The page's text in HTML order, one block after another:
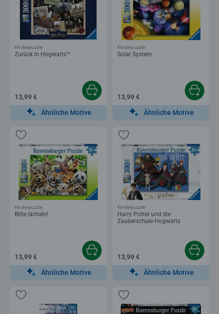
Zurück in Hogwarts™
Kinderpuzzle
13,99 €
Ähnliche Motive
Solar System
Kinderpuzzle
13,99 €
Ähnliche Motive
Bitte lächeln!
Kinderpuzzle
13,99 €
Ähnliche Motive
Harry Potter und die
Zauberschule Hogwarts
Kinderpuzzle
13,99 €
Ähnliche Motive